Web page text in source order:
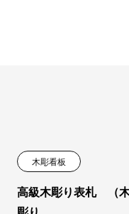
木彫看板
高級木彫り表札 （